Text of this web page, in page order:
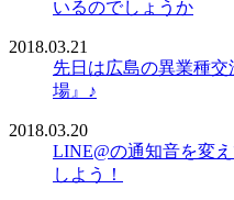
いるのでしょうか
2018.03.21
先日は広島の異業種
場』♪
2018.03.20
LINE@の通知音を変
しよう！